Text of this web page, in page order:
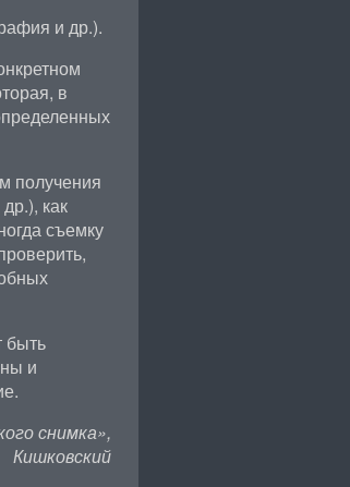
и др.).
в
получения
как
съемку
быть
и
снимка»,
Кишковский